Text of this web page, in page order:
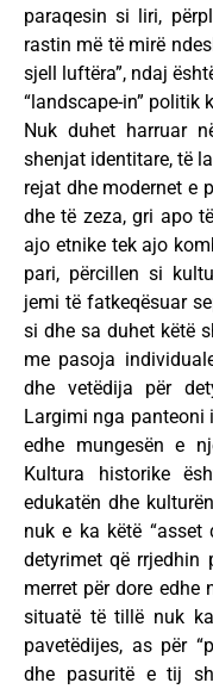
paraqesin si liri,
rastin më të mirë
sjell luftëra”, ndaj
“landscape-in” politik
Nuk duhet harruar
shenjat identitare, të
rejat dhe modernet e
dhe të zeza, gri apo
ajo etnike tek ajo
pari, përcillen si
jemi të fatkeqësuar
si dhe sa duhet këtë
me pasoja
dhe vetëdija për
Largimi nga panteoni
edhe mungesën e
Kultura historike
edukatën dhe
nuk e ka këtë “asset
detyrimet që rrjedhin
merret për dore edhe
situatë të tillë nuk
pavetëdijes, as për
dhe pasuritë e tij